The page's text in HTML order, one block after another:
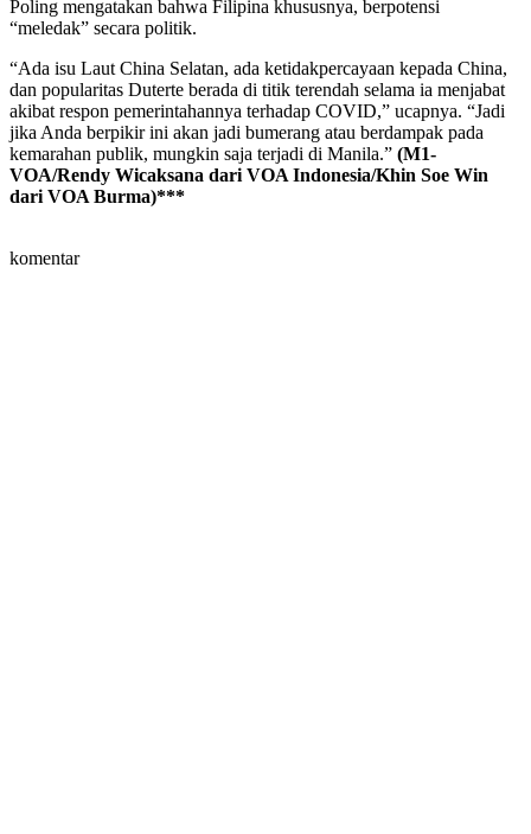
Poling mengatakan bahwa Filipina khususnya, berpotensi
“meledak” secara politik.
“Ada isu Laut China Selatan, ada ketidakpercayaan kepada China,
dan popularitas Duterte berada di titik terendah selama ia menjabat
akibat respon pemerintahannya terhadap COVID,” ucapnya. “Jadi
jika Anda berpikir ini akan jadi bumerang atau berdampak pada
kemarahan publik, mungkin saja terjadi di Manila.” (M1-
VOA/Rendy Wicaksana dari VOA Indonesia/Khin Soe Win
dari VOA Burma)***
komentar